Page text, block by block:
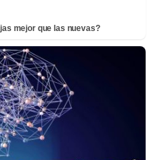
mejor que las nuevas?